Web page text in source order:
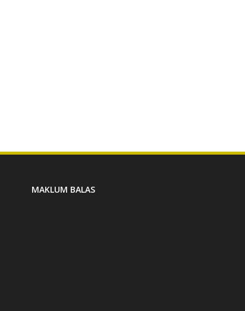
MAKLUM BALAS